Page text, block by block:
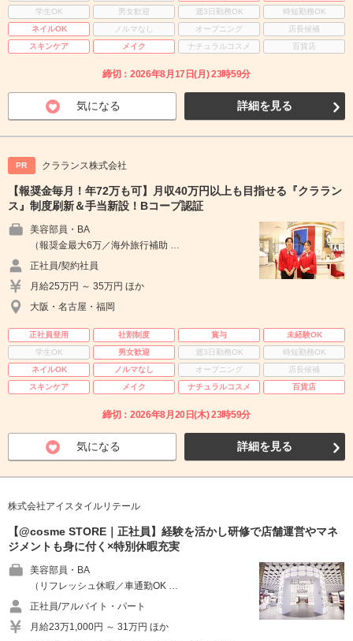
学生OK
男女歓迎 週3日勤務OK
時短勤務OK
ネイルOK
ノルマなし オープニング
店長候補
スキンケア
メイク ナチュラルコスメ 百貨店
締切：2026年8月17日(月) 23時59分
気になる 詳細を見る
PR クラランス株式会社
【報奨金毎月！年72万も可】月収40万円以上も目指せる『クララン
ス』制度刷新＆手当新設！Bコープ認証
美容部員・BA
（報奨金最大6万／海外旅行補助 …
正社員/契約社員
月給25万円 ～ 35万円 ほか
大阪・名古屋・福岡
正社員登用 社割制度 賞与
未経験OK
学生OK
男女歓迎 週3日勤務OK
時短勤務OK
ネイルOK
ノルマなし オープニング
店長候補
スキンケア
メイク ナチュラルコスメ 百貨店
締切：2026年8月20日(木) 23時59分
気になる 詳細を見る
株式会社アイスタイルリテール
【@cosme STORE｜正社員】経験を活かし研修で店舗運営やマネ
ジメントも身に付く×特別休暇充実
美容部員・BA
（リフレッシュ休暇／車通勤OK …
正社員/アルバイト・パート
月給23万1,000円 ～ 31万円 ほか